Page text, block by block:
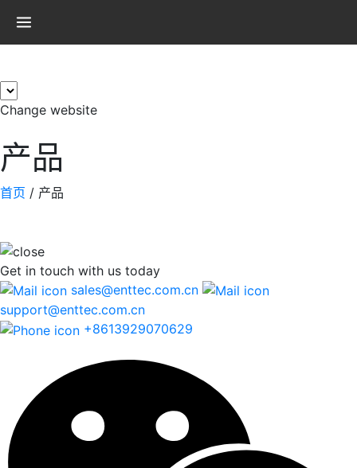
Change website
产品
首页 / 产品
Get in touch with us today
sales@enttec.com.cn
support@enttec.com.cn
+8613929070629